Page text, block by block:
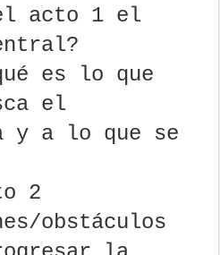
acto 1 el
es lo que
el
y a lo que se
2
obstáculos